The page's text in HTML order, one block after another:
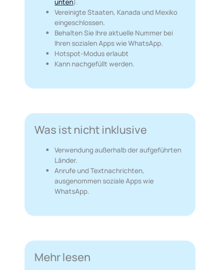
Vereinigte Staaten, Kanada und Mexiko
eingeschlossen.
Behalten Sie Ihre aktuelle Nummer bei
Ihren sozialen Apps wie WhatsApp.
Hotspot-Modus erlaubt
Kann nachgefüllt werden.
Was ist nicht inklusive
Verwendung außerhalb der aufgeführten
Länder.
Anrufe und Textnachrichten,
ausgenommen soziale Apps wie
WhatsApp.
Mehr lesen